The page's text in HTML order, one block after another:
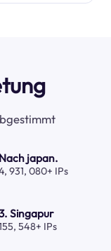
Nach japan.
931, 080+ IPs
Singapur
548+ IPs